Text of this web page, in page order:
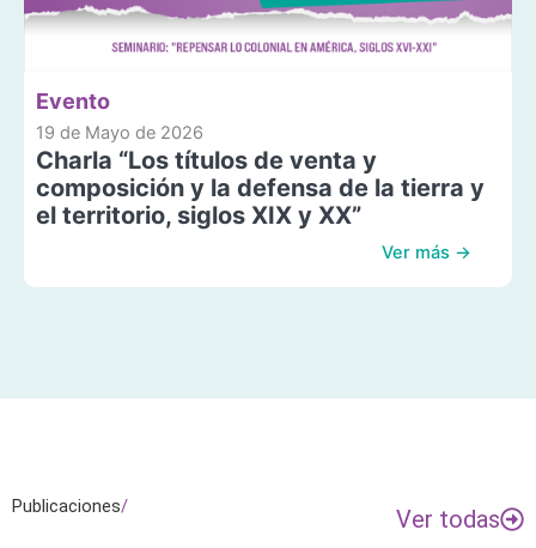
Evento
19 de Mayo de 2026
Charla “Los títulos de venta y
composición y la defensa de la tierra y
el territorio, siglos XIX y XX”
Ver más →
Publicaciones/ Ver todas